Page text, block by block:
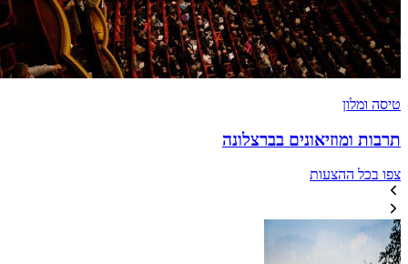
טיסה ומלון
תרבות ומוזיאונים בברצלונה
צפו בכל ההצעות